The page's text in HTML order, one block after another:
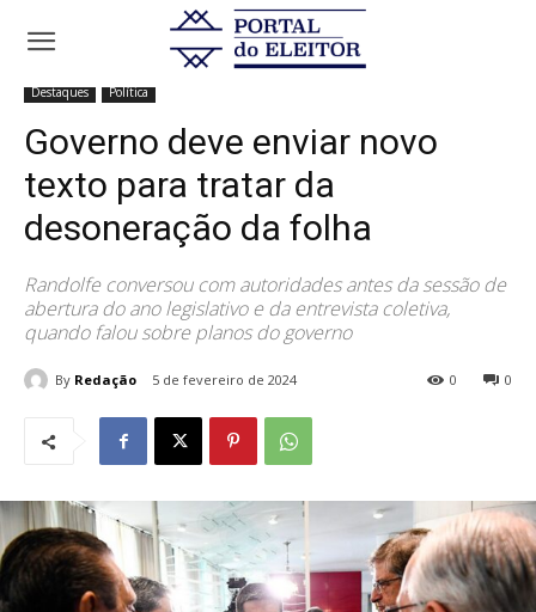
Início
Governo deve enviar novo texto para tratar da
desoneração da folha
Destaques Política
Governo deve enviar novo
texto para tratar da
desoneração da folha
Randolfe conversou com autoridades antes da sessão de
abertura do ano legislativo e da entrevista coletiva,
quando falou sobre planos do governo
By Redação 5 de fevereiro de 2024 0
0